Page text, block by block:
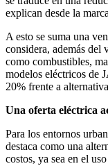
explican desde la
A esto se suma una
considera, además
como combustibles,
modelos eléctricos de
20% frente a
Una oferta eléctrica
Para los entornos
destaca como una
costos, ya sea en el